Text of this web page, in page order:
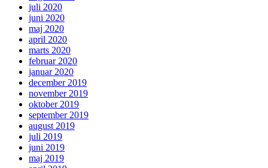
juli 2020
juni 2020
maj 2020
april 2020
marts 2020
februar 2020
januar 2020
december 2019
november 2019
oktober 2019
september 2019
august 2019
juli 2019
juni 2019
maj 2019